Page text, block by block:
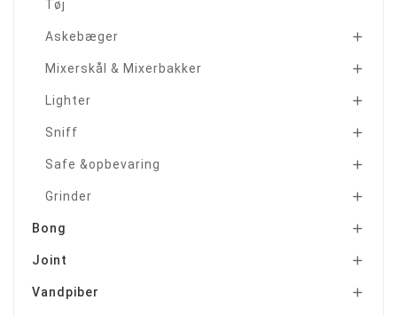
Tøj
Askebæger 
Mixerskål & Mixerbakker 
Lighter 
Sniff 
Safe &opbevaring 
Grinder 
Bong 
Joint 
Vandpiber 